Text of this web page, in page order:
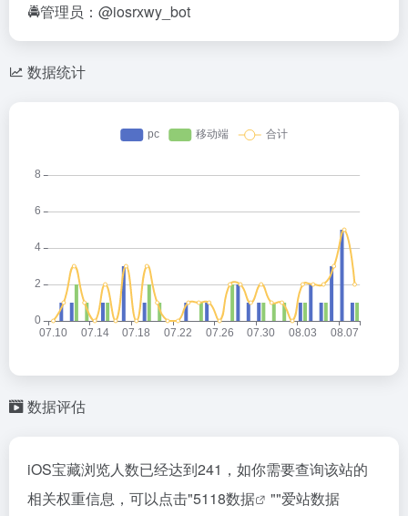
🚔管理员：@iosrxwy_bot
数据统计
数据评估
iOS宝藏浏览人数已经达到241，如你需要查询该站的
相关权重信息，可以点击"5118数据 ""爱站数据